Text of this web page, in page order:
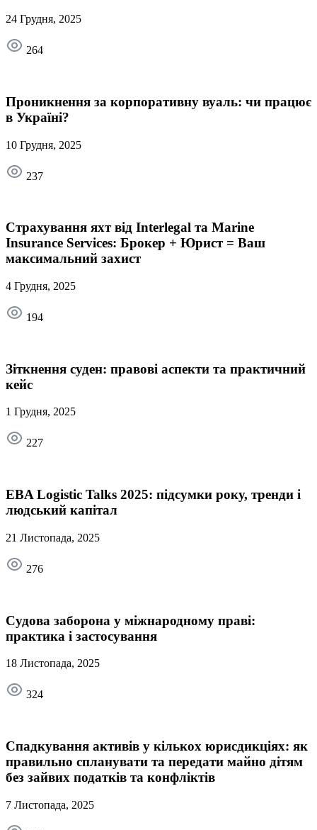
24 Грудня, 2025
264
Проникнення за корпоративну вуаль: чи працює
в Україні?
10 Грудня, 2025
237
Страхування яхт від Interlegal та Marine
Insurance Services: Брокер + Юрист = Ваш
максимальний захист
4 Грудня, 2025
194
Зіткнення суден: правові аспекти та практичний
кейс
1 Грудня, 2025
227
EBA Logistic Talks 2025: підсумки року, тренди і
людський капітал
21 Листопада, 2025
276
Судова заборона у міжнародному праві:
практика і застосування
18 Листопада, 2025
324
Спадкування активів у кількох юрисдикціях: як
правильно спланувати та передати майно дітям
без зайвих податків та конфліктів
7 Листопада, 2025